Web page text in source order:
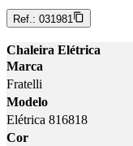
Ref.: 031981
Chaleira Elétrica
Marca
Fratelli
Modelo
Elétrica 816818
Cor